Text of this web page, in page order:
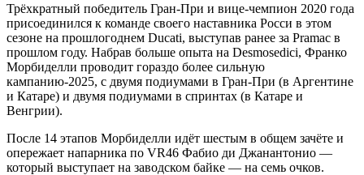
Трёхкратный победитель Гран-При и вице‑чемпион 2020 года
присоединился к команде своего наставника Росси в этом
сезоне на прошлогоднем Ducati, выступав ранее за Pramac в
прошлом году. Набрав больше опыта на Desmosedici, Франко
Морбиделли проводит гораздо более сильную
кампанию‑2025, с двумя подиумами в Гран-При (в Аргентине
и Катаре) и двумя подиумами в спринтах (в Катаре и
Венгрии).
После 14 этапов Морбиделли идёт шестым в общем зачёте и
опережает напарника по VR46 Фабио ди Джанантонио —
который выступает на заводском байке — на семь очков.